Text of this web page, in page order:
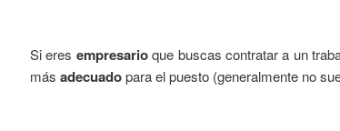
Si eres empresarioque buscas contratar a un
más adecuadopara el puesto (generalmente no